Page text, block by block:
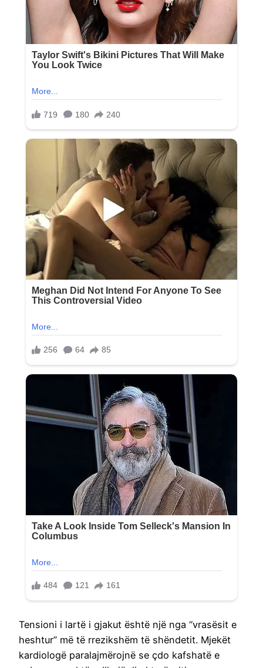
Tensioni i lartë i gjakut është një nga “vrasësit e
heshtur” më të rrezikshëm të shëndetit. Mjekët
kardiologë paralajmërojnë se çdo kafshatë e